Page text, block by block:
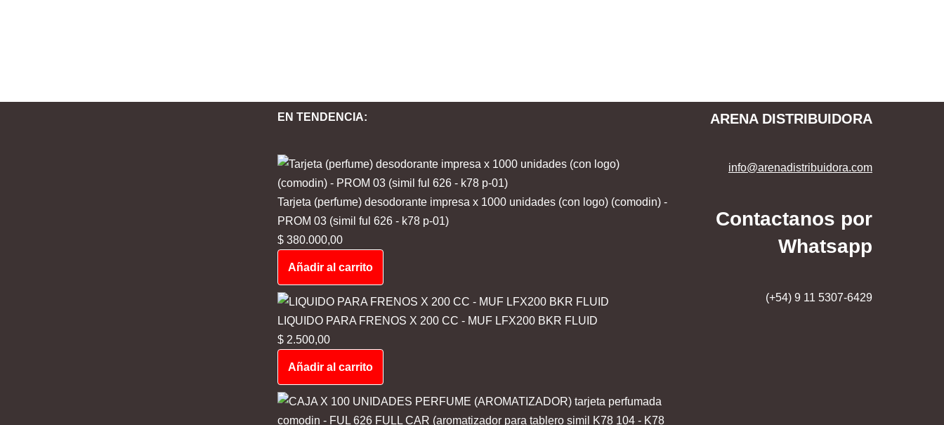
EN TENDENCIA:
Tarjeta (perfume) desodorante impresa x 1000 unidades (con logo) (comodin) -
PROM 03 (simil ful 626 - k78 p-01)
$380.000,00
Añadir al carrito
LIQUIDO PARA FRENOS X 200 CC - MUF LFX200 BKR FLUID
$2.500,00
Añadir al carrito
ARENA DISTRIBUIDORA
info@arenadistribuidora.com
Contactanos por
Whatsapp
(+54) 9 11 5307-6429